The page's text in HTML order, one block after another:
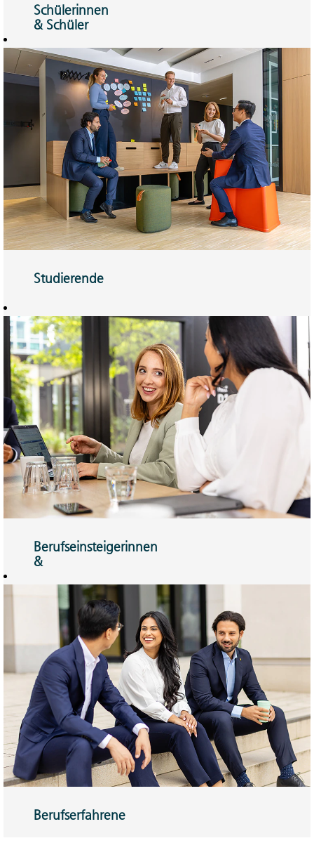
Schülerinnen
& Schüler
Ausbildung oder
Duales Studium –
Sie können mit der
perfekten
Kombination
rechnen.
Hier mehr
erfahren!
Studierende
Praktikum oder
Abschlussarbeit –
Sie können sich
immer
weiterentwickeln.
Hier mehr erfahren.
Berufseinsteigerinnen
&
Traineeprogramm
oder Direkteinstieg
– Sie können
Veränderungen
bewirken.
Hier mehr
erfahren!
Berufserfahrene